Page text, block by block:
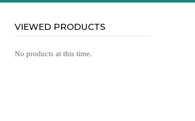
VIEWED PRODUCTS
No products at this time.